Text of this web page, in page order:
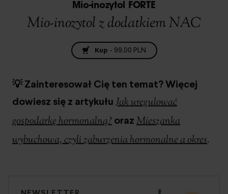
Mio-inozytol FORTE
Mio-inozytol z dodatkiem NAC
Kup - 99,00 PLN
💡 Zainteresował Cię ten temat? Więcej
dowiesz się z artykułuJak uregulować
gospodarkę hormonalną?orazMieszanka
wybuchowa, czyli zaburzenia hormonalne a okres.